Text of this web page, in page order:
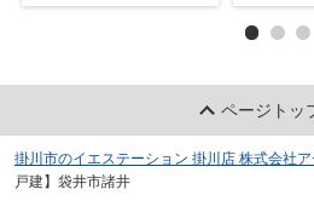
ページトッ
掛川市のイエステーション 掛川店 株式会社ア
戸建】袋井市諸井